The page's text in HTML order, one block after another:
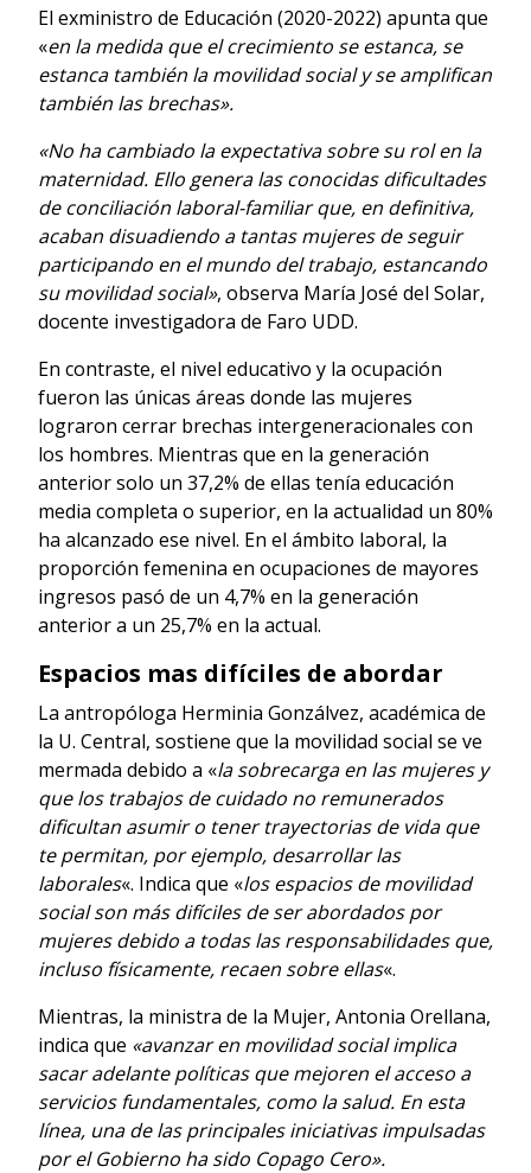
El exministro de Educación (2020-2022) apunta que
«en la medida que el crecimiento se estanca, se
estanca también la movilidad social y se amplifican
también las brechas».
«No ha cambiado la expectativa sobre su rol en la
maternidad. Ello genera las conocidas dificultades
de conciliación laboral-familiar que, en definitiva,
acaban disuadiendo a tantas mujeres de seguir
participando en el mundo del trabajo, estancando
su movilidad social», observa María José del Solar,
docente investigadora de Faro UDD.
En contraste, el nivel educativo y la ocupación
fueron las únicas áreas donde las mujeres
lograron cerrar brechas intergeneracionales con
los hombres. Mientras que en la generación
anterior solo un 37,2% de ellas tenía educación
media completa o superior, en la actualidad un 80%
ha alcanzado ese nivel. En el ámbito laboral, la
proporción femenina en ocupaciones de mayores
ingresos pasó de un 4,7% en la generación
anterior a un 25,7% en la actual.
Espacios mas difíciles de abordar
La antropóloga Herminia Gonzálvez, académica de
la U. Central, sostiene que la movilidad social se ve
mermada debido a «la sobrecarga en las mujeres y
que los trabajos de cuidado no remunerados
dificultan asumir o tener trayectorias de vida que
te permitan, por ejemplo, desarrollar las
laborales«. Indica que «los espacios de movilidad
social son más difíciles de ser abordados por
mujeres debido a todas las responsabilidades que,
incluso físicamente, recaen sobre ellas«.
Mientras, la ministra de la Mujer, Antonia Orellana,
indica que «avanzar en movilidad social implica
sacar adelante políticas que mejoren el acceso a
servicios fundamentales, como la salud. En esta
línea, una de las principales iniciativas impulsadas
por el Gobierno ha sido Copago Cero».